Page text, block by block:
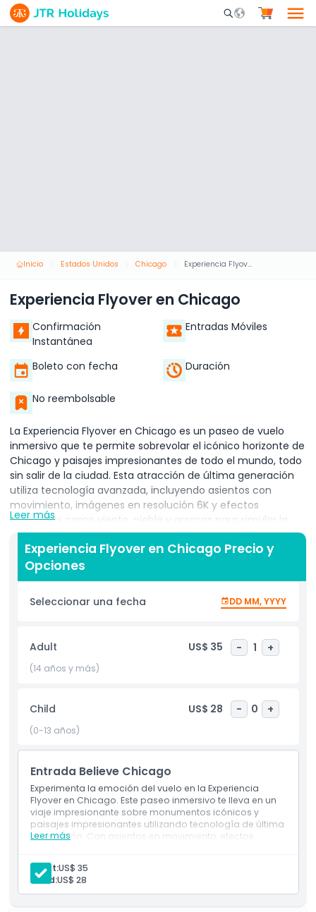
Mobile Search
Inicio Estados Unidos Chicago Experiencia Flyover en Chicago
Experiencia Flyover en Chicago
Confirmación
Instantánea
Entradas Móviles
Boleto con fecha Duración
No reembolsable
La Experiencia Flyover en Chicago es un paseo de vuelo
inmersivo que te permite sobrevolar el icónico horizonte de
Chicago y paisajes impresionantes de todo el mundo, todo
sin salir de la ciudad. Esta atracción de última generación
utiliza tecnología avanzada, incluyendo asientos con
movimiento, imágenes en resolución 6K y efectos
especiales como viento, niebla y aromas para simular la
emocionante sensación de volar. Perfecta para familias,
turistas y buscadores de aventuras, la Experiencia Flyover
ofrece una forma única e inolvidable de ver la Ciudad de
los Vientos y más allá desde una perspectiva aérea. Desde
lugares famosos como la Torre Willis y el Muelle Navy hasta
maravillas naturales del país, este paseo ofrece un viaje
centro de Chicago, es una atracción imprescindible que
combina entretenimiento con turismo. Ya sea que visites
por primera vez o redescubras tu ciudad, la Experiencia
combina aventura virtual, educación y narración inmersiva
en un solo destino emocionante.
Inclusiones
Política para Niños y Adultos
Exclusiones
Leer más
Experiencia Flyover en Chicago Precio y
Opciones
Seleccionar una fecha DD MM, YYYY
Adult US$ 35 - 1 +
(14 años y más)
Child US$ 28 - 0 +
(0-13 años)
Entrada Believe Chicago
Experimenta la emoción del vuelo en la Experiencia
Flyover en Chicago. Este paseo inmersivo te lleva en un
viaje impresionante sobre monumentos icónicos y
paisajes impresionantes utilizando tecnología de última
generación. Con asientos en movimiento, efectos
estás surcando los cielos.
Leer más
Adult:US$ 35
Child:US$ 28